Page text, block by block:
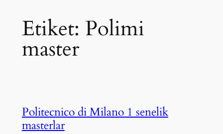
Etiket: Polimi
master
Politecnico di Milano 1 senelik
masterlar